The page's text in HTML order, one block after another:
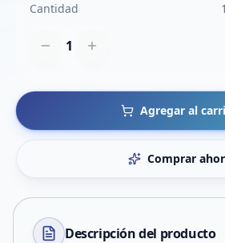
Cantidad
1
Agregar al
Comprar
Descripción del producto